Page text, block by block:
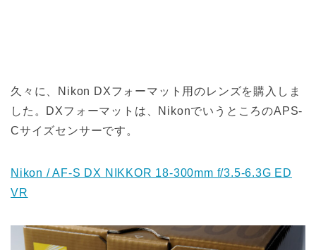
久々に、Nikon DXフォーマット用のレンズを購入しま
した。DXフォーマットは、NikonでいうところのAPS-
Cサイズセンサーです。
Nikon / AF-S DX NIKKOR 18-300mm f/3.5-6.3G ED
VR